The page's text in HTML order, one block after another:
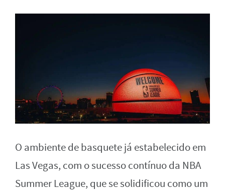
O ambiente de basquete já estabelecido em
Las Vegas, com o sucesso contínuo da NBA
Summer League, que se solidificou como um